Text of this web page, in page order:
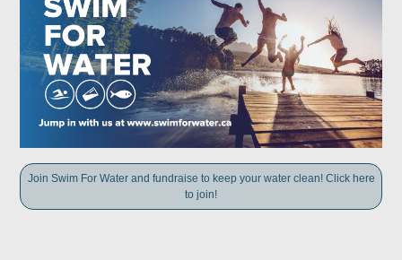
Join Swim For Water and fundraise to keep your water clean! Click here
to join!